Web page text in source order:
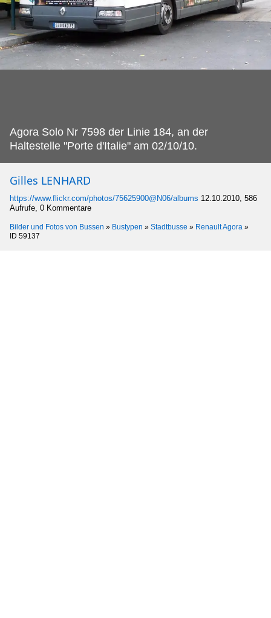
Agora Solo Nr 7598 der Linie 184, an der
Haltestelle "Porte d'Italie" am 02/10/10.
Gilles LENHARD
https://www.flickr.com/photos/75625900@N06/albums 12.10.2010, 586
Aufrufe, 0 Kommentare
Bilder und Fotos von Bussen » Bustypen » Stadtbusse » Renault Agora »
ID 59137